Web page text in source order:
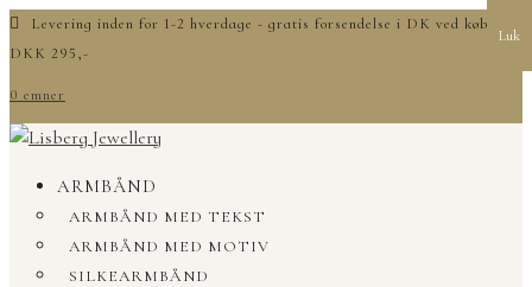
Levering inden for 1-2 hverdage - gratis forsendelse i DK ved køb over
DKK 295,-
0 emner
ARMBÅND
ARMBÅND MED TEKST
ARMBÅND MED MOTIV
SILKEARMBÅND
Luk